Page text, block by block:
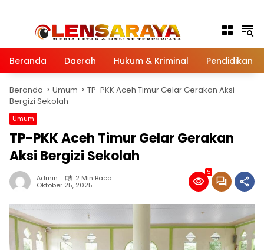
Beranda Daerah Hukum & Kriminal Pendidikan
Beranda Umum
TP-PKK Aceh Timur Gelar Gerakan Aksi
Bergizi Sekolah
Umum
TP-PKK Aceh Timur Gelar Gerakan
Aksi Bergizi Sekolah
Admin 2 Min Baca
Oktober 25, 2025
5